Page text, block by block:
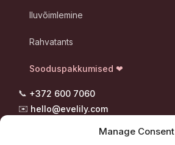
Manage Consent
Iluvõimlemine
Rahvatants
Sooduspakkumised ❤
📞 +372 600 7060
✉️ hello@evelily.com
Tori vald, 87302 Pärnumaa